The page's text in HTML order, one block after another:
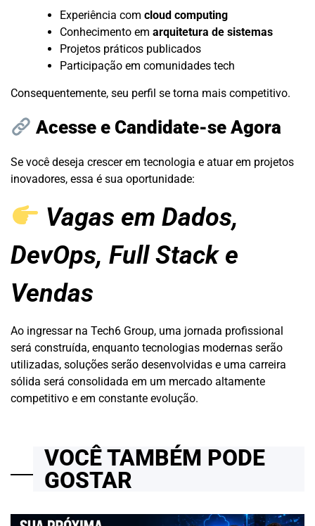
Experiência com cloud computing
Conhecimento em arquitetura de sistemas
Projetos práticos publicados
Participação em comunidades tech
Consequentemente, seu perfil se torna mais competitivo.
Acesse e Candidate-se Agora
Se você deseja crescer em tecnologia e atuar em projetos
inovadores, essa é sua oportunidade:
Vagas em Dados,
DevOps, Full Stack e
Vendas
Ao ingressar na Tech6 Group, uma jornada profissional
será construída, enquanto tecnologias modernas serão
utilizadas, soluções serão desenvolvidas e uma carreira
sólida será consolidada em um mercado altamente
competitivo e em constante evolução.
VOCÊ TAMBÉM PODE
GOSTAR